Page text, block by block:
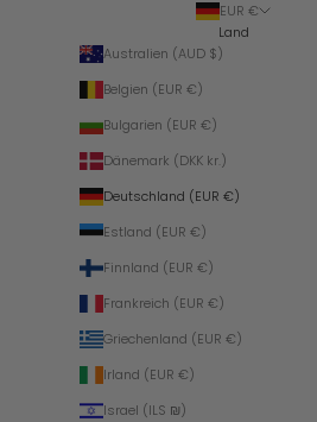
EUR €
Land
Australien (AUD $)
Belgien (EUR €)
Bulgarien (EUR €)
Dänemark (DKK kr.)
Deutschland (EUR €)
Estland (EUR €)
Finnland (EUR €)
Frankreich (EUR €)
Griechenland (EUR €)
Irland (EUR €)
Israel (ILS ₪)